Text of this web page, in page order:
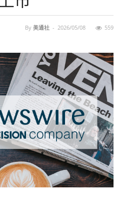
By 美通社 - 2026/05/08 559